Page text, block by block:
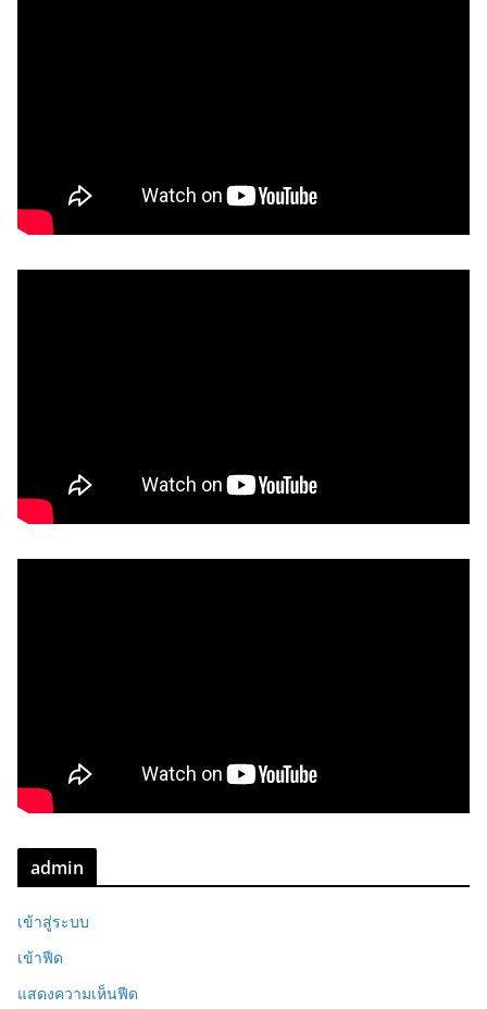
admin
เข้าสู่ระบบ
เข้าฟีด
แสดงความเห็นฟีด